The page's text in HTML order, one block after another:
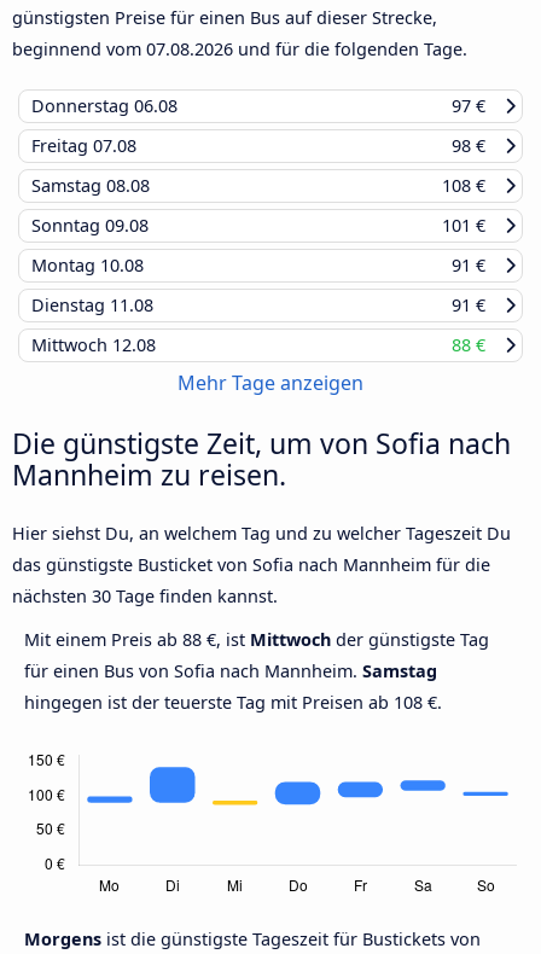
günstigsten Preise für einen Bus auf dieser Strecke,
beginnend vom 07.08.2026 und für die folgenden Tage.
Donnerstag 06.08
97 €
Freitag 07.08
98 €
Samstag 08.08
108 €
Sonntag 09.08
101 €
Montag 10.08
91 €
Dienstag 11.08
91 €
Mittwoch 12.08 88 €
Mehr Tage anzeigen
Die günstigste Zeit, um von Sofia nach
Mannheim zu reisen.
Hier siehst Du, an welchem Tag und zu welcher Tageszeit Du
das günstigste Busticket von Sofia nach Mannheim für die
nächsten 30 Tage finden kannst.
Mit einem Preis ab 88 €, ist Mittwoch der günstigste Tag
für einen Bus von Sofia nach Mannheim. Samstag
hingegen ist der teuerste Tag mit Preisen ab 108 €.
Morgens ist die günstigste Tageszeit für Bustickets von